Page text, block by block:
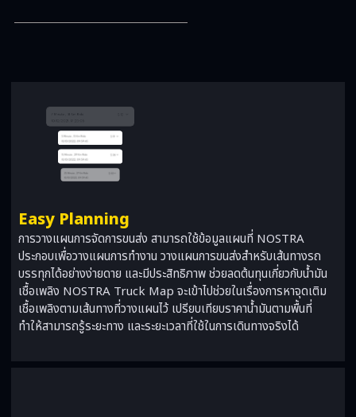
Easy Planning
การวางแผนการจัดการขนส่ง สามารถใช้ข้อมูลแผนที่ NOSTRA
ประกอบเพื่อวางแผนการทำงาน วางแผนการขนส่งสำหรับเส้นทางรถ
บรรทุกได้อย่างง่ายดาย และมีประสิทธิภาพ ช่วยลดต้นทุนเกี่ยวกับน้ำมัน
เชื้อเพลิง NOSTRA Truck Map จะเข้าไปช่วยในเรื่องการหาจุดเติม
เชื้อเพลิงตามเส้นทางที่วางแผนไว้ เปรียบเทียบราคาน้ำมันตามพื้นที่
ทำให้สามารถรู้ระยะทาง และระยะเวลาที่ใช้ในการเดินทางจริงได้